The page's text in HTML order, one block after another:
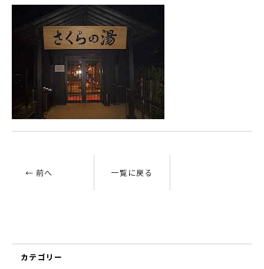
← 前へ 一覧に戻る
カテゴリー